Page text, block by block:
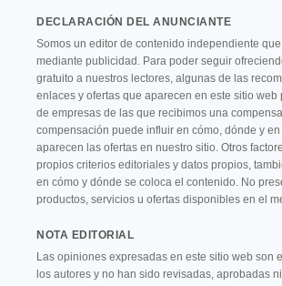
DECLARACIÓN DEL ANUNCIANTE
Somos un editor de contenido independiente
mediante publicidad. Para poder seguir
gratuito a nuestros lectores, algunas de las
enlaces y ofertas que aparecen en este sitio
de empresas de las que recibimos una
compensación puede influir en cómo, dónde y
aparecen las ofertas en nuestro sitio. Otros
propios criterios editoriales y datos propios,
en cómo y dónde se coloca el contenido. No
productos, servicios u ofertas disponibles en el
NOTA EDITORIAL
Las opiniones expresadas en este sitio web son
los autores y no han sido revisadas, aprobadas